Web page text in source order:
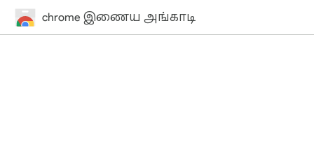
chrome இணைய அங்காடி